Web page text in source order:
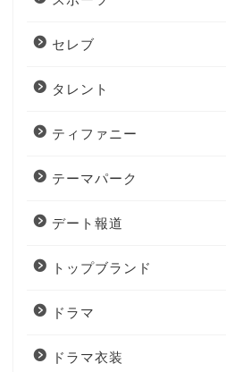
セレブ
タレント
ティファニー
テーマパーク
デート報道
トップブランド
ドラマ
ドラマ衣装